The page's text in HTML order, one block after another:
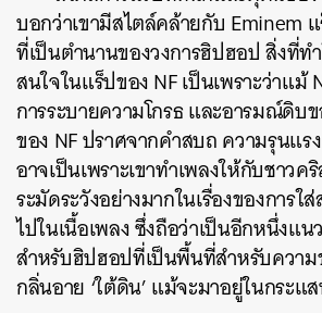
บอกว่าเขามีสไตล์คล้ายกับ Eminem
ที่เป็นตำนานของวงการฮิปฮอปสิ่งที่ท
สนใจในแร็ปของ NF เป็นเพราะว่าแม้
การระบายความโกรธ และอารมณ์ดิบข
ของ NF ปราศจากคำสบถ ความรุนแ
อาจเป็นเพราะเขาทำเพลงให้กับชาวค
ระมัดระวังอย่างมากในเรื่องของการใ
ไปในเนื้อเพลง ซึ่งถือว่าเป็นอีกหนึ่งแ
สำหรับฮิปฮอปที่เป็นพื้นที่สำหรับควา
กลิ่นอาย ‘ใต้ดิน’ แม้จะมาอยู่ในกระ